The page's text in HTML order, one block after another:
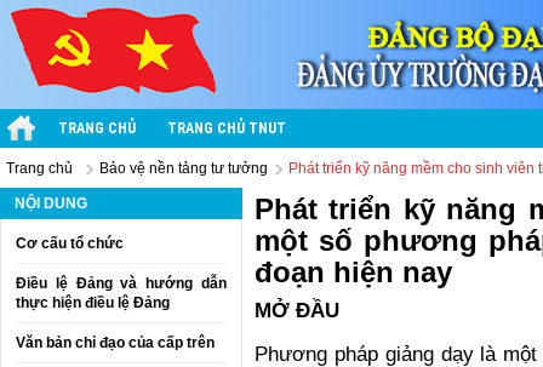
TRANG CHỦ TRANG CHỦ TNUT
Trang chủ Bảo vệ nền tảng tư tưởng Phát triển kỹ năng mềm cho sinh
NỘI DUNG
Cơ cấu tổ chức
Điều lệ Đảng và hướng dẫn
thực hiện điều lệ Đảng
Văn bản chỉ đạo của cấp trên
Phát triển kỹ năng
một số phương
đoạn hiện nay
MỞ ĐẦU
Phương pháp giảng dạy là